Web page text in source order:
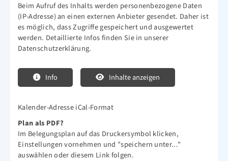
Beim Aufruf des Inhalts werden personenbezogene Daten
(IP-Adresse) an einen externen Anbieter gesendet. Daher ist
es möglich, dass Zugriffe gespeichert und ausgewertet
werden. Detaillierte Infos finden Sie in unserer
Datenschutzerklärung.
Info Inhalte anzeigen
Kalender-Adresse iCal-Format
Plan als PDF?
Im Belegungsplan auf das Druckersymbol klicken,
Einstellungen vornehmen und "speichern unter..."
auswählen oder diesem Linkfolgen.
Ehrungen
Mitglied werden
Vereinskollektion